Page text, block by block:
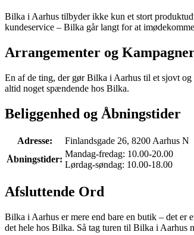
Bilka i Aarhus tilbyder ikke kun et stort
kundeservice – Bilka går langt for at
Arrangementer og
En af de ting, der gør Bilka i Aarhus til et sjovt og
altid noget spændende hos Bilka.
Beliggenhed og Åbningstider
Adresse:
Finlandsgade 26, 8200 Aarhus N
Åbningstider:
Mandag-fredag: 10.00-20.00
Lørdag-søndag: 10.00-18.00
Afsluttende Ord
Bilka i Aarhus er mere end bare en butik – det er
det hele hos Bilka. Så tag turen til Bilka i Aarhus